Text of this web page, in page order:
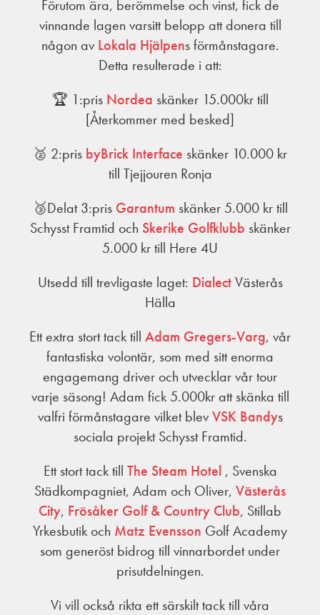
Förutom ära, berömmelse och vinst, fick de
vinnande lagen varsitt belopp att donera till
någon av Lokala Hjälpens förmånstagare.
Detta resulterade i att:
🏆 1:pris Nordea skänker 15.000kr till
[Återkommer med besked]
🥈 2:pris byBrick Interface skänker 10.000 kr
till Tjejjouren Ronja
🥉Delat 3:pris Garantum skänker 5.000 kr till
Schysst Framtid och Skerike Golfklubb skänker
5.000 kr till Here 4U
Utsedd till trevligaste laget: DialectVästerås
Hälla
Ett extra stort tack till Adam Gregers-Varg, vår
fantastiska volontär, som med sitt enorma
engagemang driver och utvecklar vår tour
varje säsong! Adam fick 5.000kr att skänka till
valfri förmånstagare vilket blev VSK Bandys
sociala projekt Schysst Framtid.
Ett stort tack till The Steam Hotel, Svenska
Städkompagniet, Adam och Oliver, Västerås
City, Frösåker Golf & Country Club, Stillab
Yrkesbutik och Matz Evensson Golf Academy
som generöst bidrog till vinnarbordet under
prisutdelningen.
Vi vill också rikta ett särskilt tack till våra